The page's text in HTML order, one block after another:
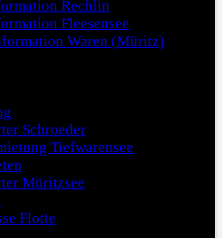
Rechlin
Fleesensee
Waren (Müritz)
Schroeder
Tiefwarensee
Müritzsee
Flotte